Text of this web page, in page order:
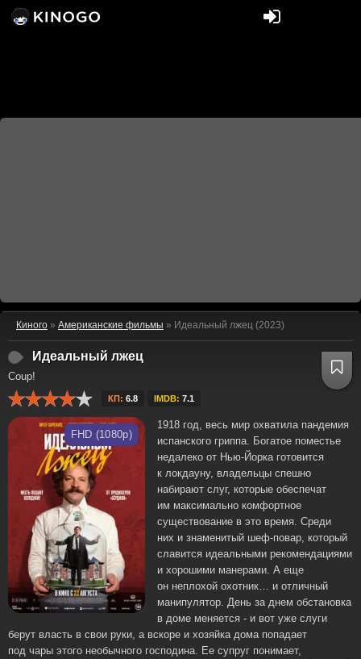
Киного » Американские фильмы » Идеальный лжец (2023)
Идеальный лжец
Coup!
КП: 6.8 IMDB: 7.1
FHD (1080p)
1918 год, весь мир охватила пандемия
испанского гриппа. Богатое поместье
недалеко от Нью-Йорка готовится
к локдауну, владельцы спешно
набирают слуг, которые обеспечат
им максимально комфортное
существование в это время. Среди
них и знаменитый шеф-повар, который
славится идеальными рекомендациями
и хорошими манерами. А еще
он неплохой охотник… и отличный
манипулятор. День за днем обстановка
в доме меняется - и вот уже слуги
берут власть в свои руки, а вскоре и хозяйка дома попадает
под чары этого необычного господина. Ее супруг понимает,